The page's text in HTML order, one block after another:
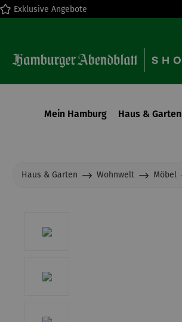
Zur Hauptnavigation springen
Exklusive Angebote
Mein Hamburg Haus & Garten
Haus & Garten Wohnwelt Möbel